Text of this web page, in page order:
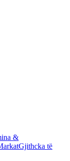
&
Gjithcka të